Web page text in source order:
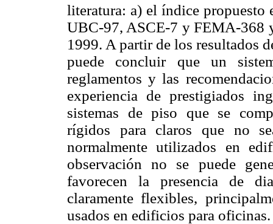
literatura: a) el índice propuesto
UBC-97, ASCE-7 y FEMA-368
1999. A partir de los resultados
puede concluir que un
reglamentos y las
experiencia de prestigiados
sistemas de piso que se
rígidos para claros que no
normalmente utilizados en
observación no se puede
favorecen la presencia de
claramente flexibles,
usados en edificios para oficinas.